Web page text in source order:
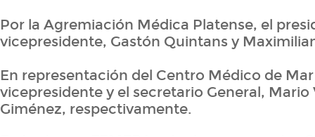
Por la Agremiación Médica Platense, el
vicepresidente, Gastón Quintans y
En representación del Centro Médico de
vicepresidente y el secretario General, Mario
Giménez, respectivamente.